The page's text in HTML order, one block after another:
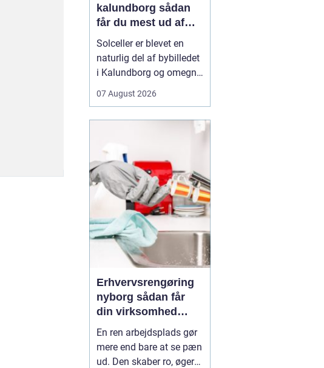
kalundborg sådan
får du mest ud af
solen
Solceller er blevet en
naturlig del af bybilledet
i Kalundborg og omegn.
og mindre virksomheder
Svaret er for mange ja
især med de høje elpriser
og et stig...
07 August 2026
Erhvervsrengøring
nyborg sådan får
din virksomhed
mere tid og bedre
rammer
En ren arbejdsplads gør
mere end bare at se pæn
ud. Den skaber ro, øger